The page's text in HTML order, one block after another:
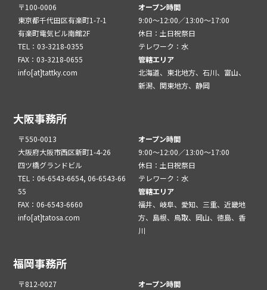
〒100-0006
東京都千代田区有楽町1-7-1
有楽町電気ビル南館2F
TEL：03-3218-0355
FAX：03-3218-0655
info[at]tattky.com
オープン時間
9:00～12:00／13:00～17:00
休日：土日祝祭日
テレワーク：水
管轄エリア
北海道、東北地方、石川、富山、
新潟、関東地方、静岡
大阪事務所
〒550-0013
大阪府大阪市西区新町1-4-26
四ツ橋グランドビル
TEL：06-6543-6654, 06-6543-66
55
FAX：06-6543-6660
info[at]tatosa.com
オープン時間
9:00～12:00／13:00～17:00
休日：土日祝祭日
テレワーク：水
管轄エリア
福井、岐阜、愛知、三重、近畿地
方、島根、鳥取、岡山、徳島、香
川
福岡事務所
〒812-0027 オープン時間